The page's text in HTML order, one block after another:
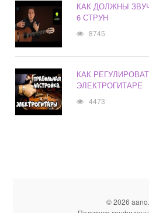
КАК ДОЛЖНЫ
6 СТРУН
8745
КАК
ЭЛЕКТРОГИТАРЕ
4473
© 2026